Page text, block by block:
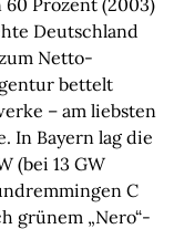
Prozent (2003)
Deutschland
Netto-
bettelt
– am liebsten
In Bayern lag die
(bei 13 GW
C
grünem „Nero“-